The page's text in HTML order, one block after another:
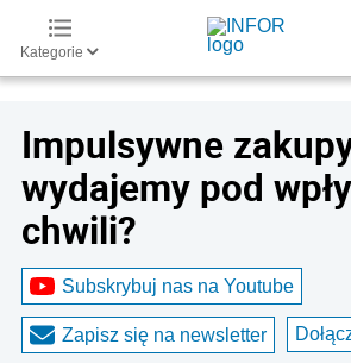
Kategorie
Impulsywne
wydajemy pod
chwili?
Subskrybuj nas na Youtube
Zapisz się na newsletter